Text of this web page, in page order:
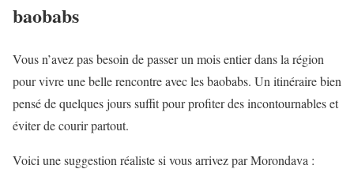
baobabs
Vous n’avez pas besoin de passer un mois entier dans la région
pour vivre une belle rencontre avec les baobabs. Un itinéraire bien
pensé de quelques jours suffit pour profiter des incontournables et
éviter de courir partout.
Voici une suggestion réaliste si vous arrivez par Morondava :